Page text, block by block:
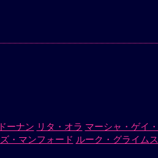
ーナン リタ・オラ マーシャ・ゲイ・
・マンフォード ルーク・グライムス